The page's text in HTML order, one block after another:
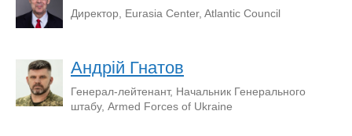
Директор, Eurasia Center, Atlantic Council
Андрій Гнатов
Генерал-лейтенант, Начальник Генерального
штабу, Armed Forces of Ukraine